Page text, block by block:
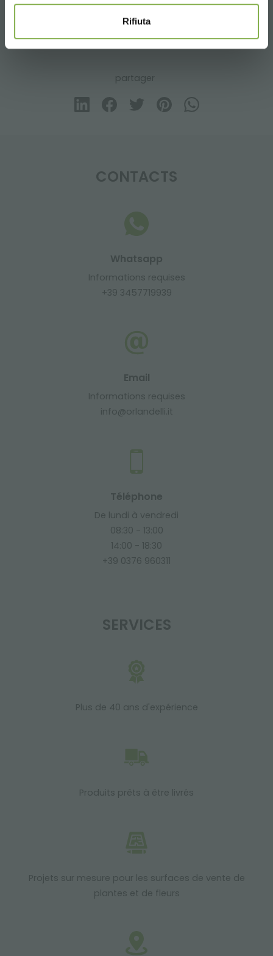
Rifiuta
partager
CONTACTS
Whatsapp
Informations requises
+39 3457719939
Email
Informations requises
info@orlandelli.it
Téléphone
De lundi à vendredi
08:30 - 13:00
14:00 - 18:30
+39 0376 960311
SERVICES
Plus de 40 ans d'expérience
Produits prêts à être livrés
Projets sur mesure pour les surfaces de vente de
plantes et de fleurs